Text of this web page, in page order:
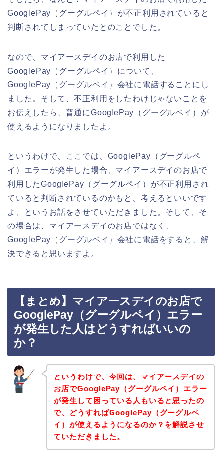
GooglePay（グーグルペイ）が不正利用されていると
判断されてしまっていたとのことでした。
なので、マイアースデイのお店で利用した
GooglePay（グーグルペイ）について、
GooglePay（グーグルペイ）会社に電話することにし
ました。そして、不正利用をしたわけじゃないことを
お伝えしたら、普通にGooglePay（グーグルペイ）が
使えるようになりましたよ。
というわけで、ここでは、GooglePay（グーグルペ
イ）エラーが発生した場合、マイアースデイのお店で
利用したGooglePay（グーグルペイ）が不正利用され
ていると判断されているのかもと、考えるといいです
よ、というお話をさせていただきました。そして、そ
の場合は、マイアースデイのお店ではなく、
GooglePay（グーグルペイ）会社に電話をすると、解
決できると思いますよ。
【まとめ】マイアースデイのお店で
GooglePay（グーグルペイ）エラー
が発生した人はどうすればいいの
か？
というわけで、今回は、マイアースデイの
お店でGooglePay（グーグルペイ）エラー
が発生して困っている人もいると思ったの
で、どうすればGooglePay（グーグルペ
イ）が使えるようになるのか？を解説させ
ていただきました。